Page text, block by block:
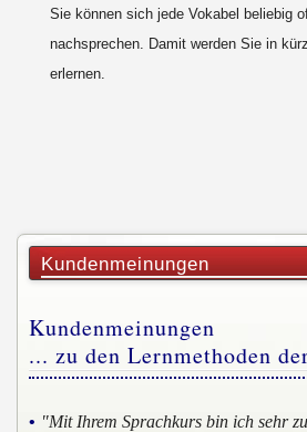
Sie können sich jede Vokabel beliebig
nachsprechen. Damit werden Sie in
erlernen.
Kundenmeinungen
Kundenmeinungen
... zu den Lernmethoden
• "Mit Ihrem Sprachkurs bin ich sehr